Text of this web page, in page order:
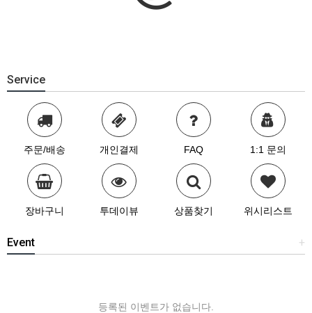
Service
주문/배송 개인결제 FAQ 1:1 문의
장바구니 투데이뷰 상품찾기 위시리스트
+
Event
등록된 이벤트가 없습니다.